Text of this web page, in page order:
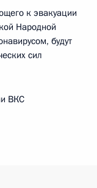
к эвакуации
Народной
будут
сил
ВКС